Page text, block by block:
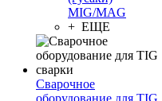
MIG/MAG
+ ЕЩЕ
Сварочное
оборудование для TIG